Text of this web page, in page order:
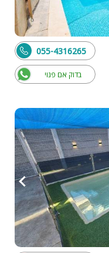
בדוק אם פנוי
055-4316265